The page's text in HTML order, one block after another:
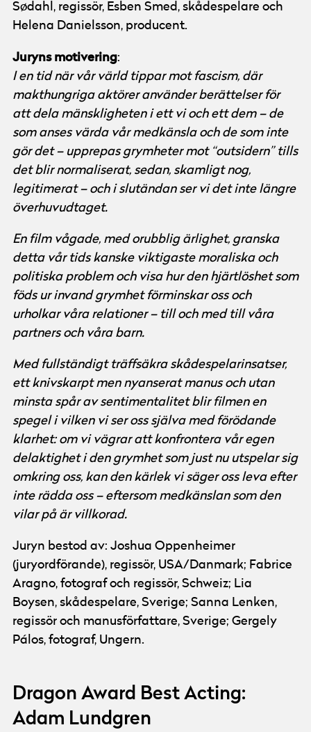
Sødahl, regissör, Esben Smed, skådespelare och
Helena Danielsson, producent.
Juryns motivering:
I en tid när vår värld tippar mot fascism, där
makthungriga aktörer använder berättelser för
att dela mänskligheten i ett vi och ett dem – de
som anses värda vår medkänsla och de som inte
gör det – upprepas grymheter mot “outsidern” tills
det blir normaliserat, sedan, skamligt nog,
legitimerat – och i slutändan ser vi det inte längre
överhuvudtaget.
En film vågade, med orubblig ärlighet, granska
detta vår tids kanske viktigaste moraliska och
politiska problem och visa hur den hjärtlöshet som
föds ur invand grymhet förminskar oss och
urholkar våra relationer – till och med till våra
partners och våra barn.
Med fullständigt träffsäkra skådespelarinsatser,
ett knivskarpt men nyanserat manus och utan
minsta spår av sentimentalitet blir filmen en
spegel i vilken vi ser oss själva med förödande
klarhet: om vi vägrar att konfrontera vår egen
delaktighet i den grymhet som just nu utspelar sig
omkring oss, kan den kärlek vi säger oss leva efter
inte rädda oss – eftersom medkänslan som den
vilar på är villkorad.
Juryn bestod av: Joshua Oppenheimer
(juryordförande), regissör, USA/Danmark; Fabrice
Aragno, fotograf och regissör, Schweiz; Lia
Boysen, skådespelare, Sverige; Sanna Lenken,
regissör och manusförfattare, Sverige; Gergely
Pálos, fotograf, Ungern.
Dragon Award Best Acting:
Adam Lundgren